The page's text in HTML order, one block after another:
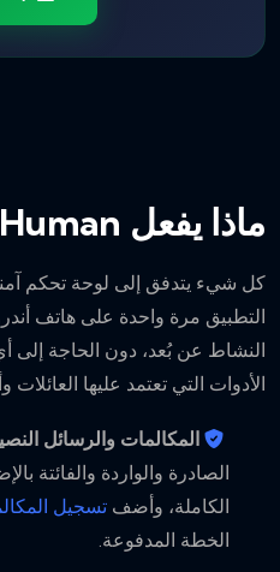
ماذا يفعل SpyHuman
كل شيء يتدفق إلى لوحة تحكم
التطبيق مرة واحدة على هاتف
النشاط عن بُعد، دون الحاجة
الأدوات التي تعتمد عليها
المكالمات والرسائل
الصادرة والواردة والفائتة
الكاملة، وأضف تسجيل
الخطة المدفوعة.